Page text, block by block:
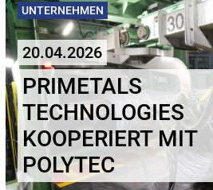
UNTERNEHMEN
20.04.2026
PRIMETALS
TECHNOLOGIES
KOOPERIERT MIT
POLYTEC